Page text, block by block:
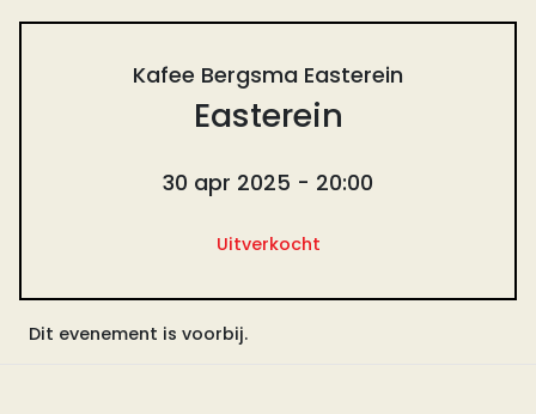
Kafee Bergsma Easterein
Easterein
30 apr 2025 - 20:00
Uitverkocht
Dit evenement is voorbij.